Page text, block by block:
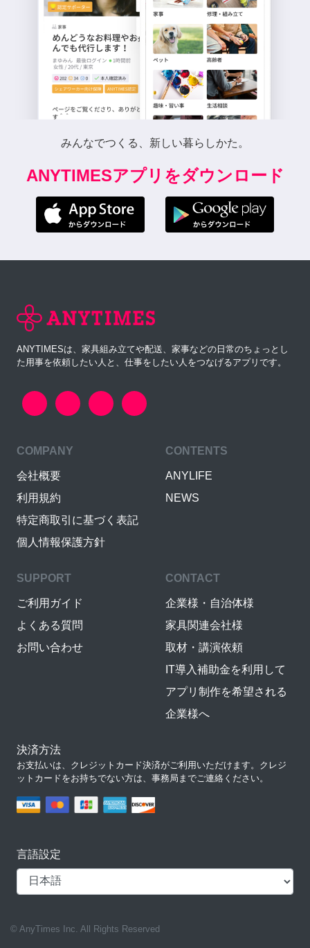
みんなでつくる、新しい暮らしかた。
ANYTIMESアプリをダウンロード
ANYTIMESは、家具組み立てや配送、家事などの日常のちょっとし
た用事を依頼したい人と、仕事をしたい人をつなげるアプリです。
COMPANY
会社概要
利用規約
特定商取引に基づく表記
個人情報保護方針
CONTENTS
ANYLIFE
NEWS
SUPPORT
ご利用ガイド
よくある質問
お問い合わせ
CONTACT
企業様・自治体様
家具関連会社様
取材・講演依頼
IT導入補助金を利用して
アプリ制作を希望される
企業様へ
決済方法
お支払いは、クレジットカード決済がご利用いただけます。クレジ
ットカードをお持ちでない方は、事務局までご連絡ください。
言語設定
© AnyTimes Inc. All Rights Reserved